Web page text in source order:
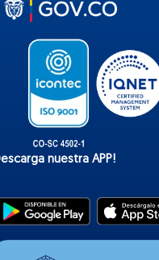
nuestra APP!